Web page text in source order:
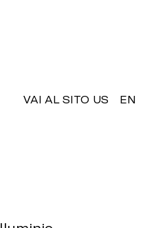
VAI AL SITO US EN